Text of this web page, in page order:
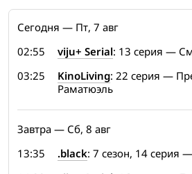
Сегодня — Пт, 7 авг
02:55
viju+ Serial: 13 серия —
03:25
KinoLiving: 22 серия —
Раматюэль
Завтра — Сб, 8 авг
13:35
.black: 7 сезон, 14 серия